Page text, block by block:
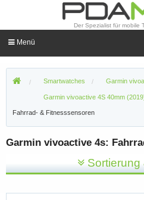
Der Spezialist für mobile
Menü
Smartwatches Garmin
Garmin vivoactive 4S 40mm
Fahrrad- & Fitnesssensoren
Garmin vivoactive 4s:
Sortierung